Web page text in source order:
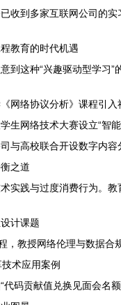
收到多家互联网公司的
教育的时代机遇
到这种“兴趣驱动型学习”
网络协议分析》课程引入
生网络技术大赛设立“智
与高校联合开设数字内容
之道
实践与过度消费行为。教
计课题
，教授网络伦理与数据合
术应用案例
代码贡献值兑换见面会名额